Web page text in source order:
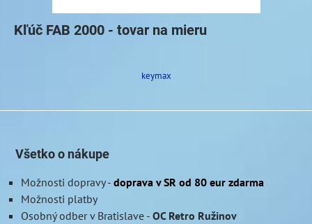
Kľúč FAB 2000 - tovar na mieru
keymax
Všetko o nákupe
Možnosti dopravy- doprava v SR od 80 eur zdarma
Možnosti platby
Osobný odber v Bratislave - OC Retro Ružinov